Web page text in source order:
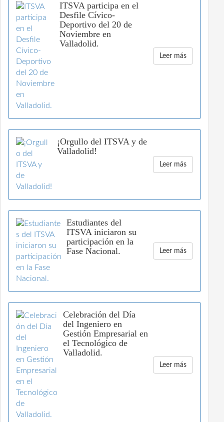
ITSVA participa en el
Desfile Cívico-
Deportivo del 20 de
Noviembre en
Valladolid.
Leer más
¡Orgullo del ITSVA y de
Valladolid!
Leer más
Estudiantes del
ITSVA iniciaron su
participación en la
Fase Nacional.
Leer más
Celebración del Día
del Ingeniero en
Gestión Empresarial en
el Tecnológico de
Valladolid.
Leer más